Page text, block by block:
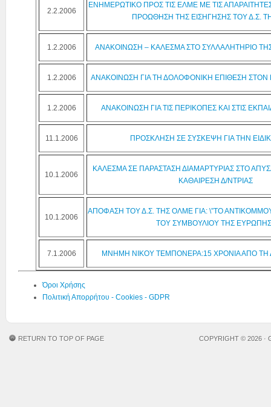
2.2.2006
ΕΝΗΜΕΡΩΤΙΚΟ ΠΡΟΣ ΤΙΣ ΕΛΜΕ ΜΕ ΤΙΣ
ΠΡΟΩΘΗΣΗ ΤΗΣ ΕΙΣΗΓΗΣΗΣ ΤΟΥ Δ.Σ.
1.2.2006 ΑΝΑΚΟΙΝΩΣΗ – ΚΑΛΕΣΜΑ ΣΤΟ ΣΥΛΛΑΛΗΤΗΡΙΟ ΤΗΣ
1.2.2006 ΑΝΑΚΟΙΝΩΣΗ ΓΙΑ ΤΗ ΔΟΛΟΦΟΝΙΚΗ ΕΠΙΘΕΣΗ
1.2.2006 ΑΝΑΚΟΙΝΩΣΗ ΓΙΑ ΤΙΣ ΠΕΡΙΚΟΠΕΣ ΚΑΙ ΣΤΙΣ
11.1.2006 ΠΡΟΣΚΛΗΣΗ ΣΕ ΣΥΣΚΕΨΗ ΓΙΑ ΤΗΝ
10.1.2006
ΚΑΛΕΣΜΑ ΣΕ ΠΑΡΑΣΤΑΣΗ ΔΙΑΜΑΡΤΥΡΙΑΣ ΣΤΟ
ΚΑΘΑΙΡΕΣΗ Δ/ΝΤΡΙΑΣ
10.1.2006
ΑΠΟΦΑΣΗ ΤΟΥ Δ.Σ. ΤΗΣ ΟΛΜΕ ΓΙΑ: \”ΤΟ
ΤΟΥ ΣΥΜΒΟΥΛΙΟΥ ΤΗΣ
7.1.2006 ΜΝΗΜΗ ΝΙΚΟΥ ΤΕΜΠΟΝΕΡΑ:15 ΧΡΟΝΙΑ ΑΠΟ ΤΗ
Όροι Χρήσης
Πολιτική Απορρήτου - Cookies - GDPR
RETURN TO TOP OF PAGE COPYRIGHT © 2026 ·